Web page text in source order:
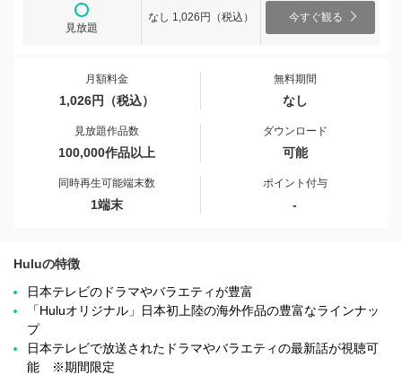
見放題
なし 1,026円（税込） 今すぐ観る
月額料金
1,026円（税込）
無料期間
なし
見放題作品数
100,000作品以上
ダウンロード
可能
同時再生可能端末数
1端末
ポイント付与
-
Huluの特徴
日本テレビのドラマやバラエティが豊富
「Huluオリジナル」日本初上陸の海外作品の豊富なラインナッ
プ
日本テレビで放送されたドラマやバラエティの最新話が視聴可
能 ※期間限定